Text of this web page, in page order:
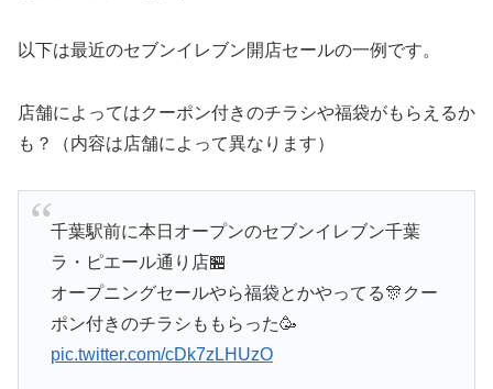
以下は最近のセブンイレブン開店セールの一例です。
店舗によってはクーポン付きのチラシや福袋がもらえるか
も？（内容は店舗によって異なります）
千葉駅前に本日オープンのセブンイレブン千葉
ラ・ピエール通り店🏪
オープニングセールやら福袋とかやってる🎊クー
ポン付きのチラシももらった🥳
pic.twitter.com/cDk7zLHUzO